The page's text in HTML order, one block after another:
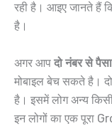
रही है। आइए जानते हैं
है।
अगर आप दो नंबर से
मोबाइल बेच सकते है।
है। इसमें लोग अन्य
इन लोगों का एक पूरा